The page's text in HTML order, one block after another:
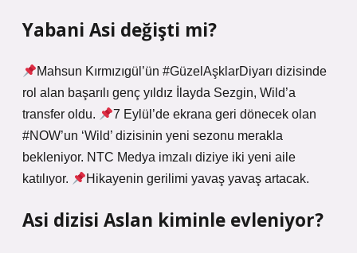
Yabani Asi değişti mi?
Mahsun Kırmızıgül’ün #GüzelAşklarDiyarı dizisinde
rol alan başarılı genç yıldız İlayda Sezgin, Wild’a
transfer oldu.
7 Eylül’de ekrana geri dönecek olan
#NOW’un ‘Wild’ dizisinin yeni sezonu merakla
bekleniyor. NTC Medya imzalı diziye iki yeni aile
katılıyor.
Hikayenin gerilimi yavaş yavaş artacak.
Asi dizisi Aslan kiminle evleniyor?